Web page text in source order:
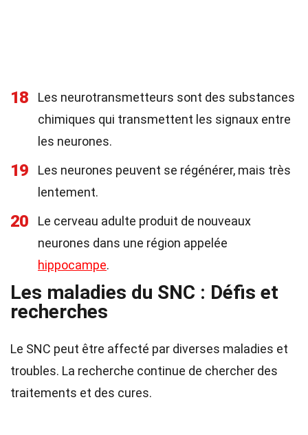
18
Les neurotransmetteurs sont des substances
chimiques qui transmettent les signaux entre
les neurones.
19
Les neurones peuvent se régénérer, mais très
lentement.
20
Le cerveau adulte produit de nouveaux
neurones dans une région appelée
hippocampe.
Les maladies du SNC : Défis et
recherches
Le SNC peut être affecté par diverses maladies et
troubles. La recherche continue de chercher des
traitements et des cures.